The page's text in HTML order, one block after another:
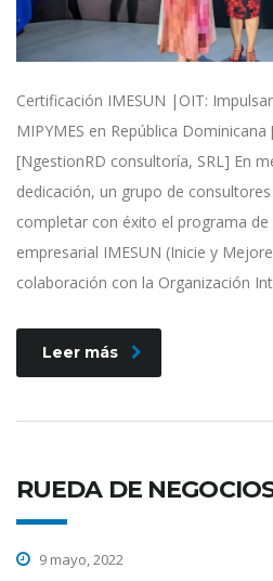
Certificación IMESUN |OIT:
MIPYMES en República
[NgestionRD consultoría, SRL] En
dedicación, un grupo de
completar con éxito el programa
empresarial IMESUN (Inicie y
colaboración con la Organización
Leer más
RUEDA DE
9 mayo, 2022